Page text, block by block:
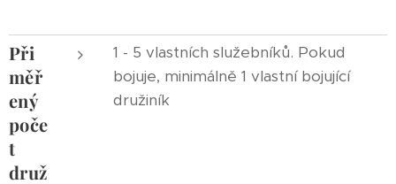
Při
měř
ený
poče
t
druž
1 - 5 vlastních služebníků. Pokud
bojuje, minimálně 1 vlastní bojující
družiník